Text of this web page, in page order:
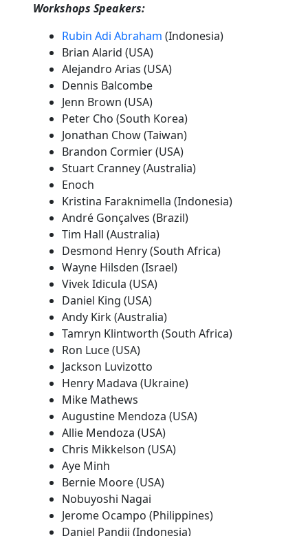
Workshops Speakers:
Rubin Adi Abraham (Indonesia)
Brian Alarid (USA)
Alejandro Arias (USA)
Dennis Balcombe
Jenn Brown (USA)
Peter Cho (South Korea)
Jonathan Chow (Taiwan)
Brandon Cormier (USA)
Stuart Cranney (Australia)
Enoch
Kristina Faraknimella (Indonesia)
André Gonçalves (Brazil)
Tim Hall (Australia)
Desmond Henry (South Africa)
Wayne Hilsden (Israel)
Vivek Idicula (USA)
Daniel King (USA)
Andy Kirk (Australia)
Tamryn Klintworth (South Africa)
Ron Luce (USA)
Jackson Luvizotto
Henry Madava (Ukraine)
Mike Mathews
Augustine Mendoza (USA)
Allie Mendoza (USA)
Chris Mikkelson (USA)
Aye Minh
Bernie Moore (USA)
Nobuyoshi Nagai
Jerome Ocampo (Philippines)
Daniel Pandji (Indonesia)